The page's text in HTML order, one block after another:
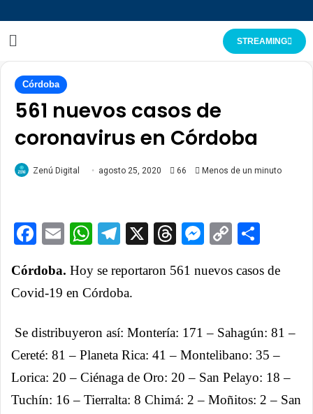
STREAMING
Córdoba
561 nuevos casos de
coronavirus en Córdoba
Zenú Digital agosto 25, 2020 66 Menos de un minuto
Facebook
EmailWhatsApp
Telegram
X ThreadsCopy
Córdoba. Hoy se reportaron 561 nuevos casos de
Covid-19 en Córdoba.
Se distribuyeron así: Montería: 171 – Sahagún: 81 –
Cereté: 81 – Planeta Rica: 41 – Montelibano: 35 –
Lorica: 20 – Ciénaga de Oro: 20 – San Pelayo: 18 –
Tuchín: 16 – Tierralta: 8 Chimá: 2 – Moñitos: 2 – San